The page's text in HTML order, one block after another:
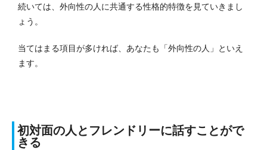
続いては、外向性の人に共通する性格的特徴を見ていきまし
ょう。
当てはまる項目が多ければ、あなたも「外向性の人」といえ
ます。
初対面の人とフレンドリーに話すことがで
きる